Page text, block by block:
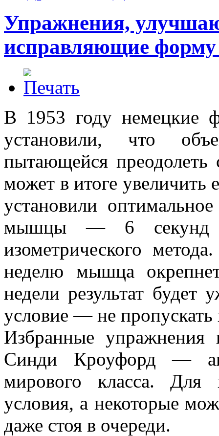
Упражнения,
исправляющие форму
В 1953 году немецкие
установили, что
пытающейся преодолеть
может в итоге
установили
мышцы — 6 секунд
изометрического
неделю мышца
недели результат будет
условие — не пропускать
Избранные
Синди Кроуфорд —
мирового класса.
условия, а некоторые
даже стоя в очереди.